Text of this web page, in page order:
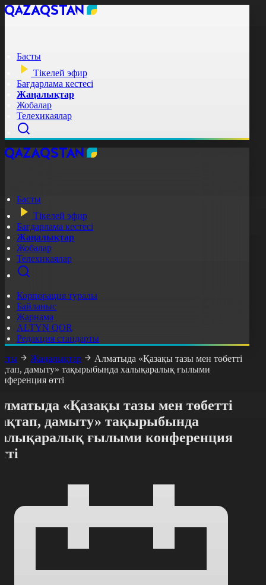
Басты
Тікелей эфир
Бағдарлама кестесі
Жаңалықтар
Жобалар
Телехикаялар
Басты
Тікелей эфир
Бағдарлама кестесі
Жаңалықтар
Жобалар
Телехикаялар
Корпорация туралы
Байланыс
Жарнама
ALTYN QOR
Редакция стандарты
Жаңалықтар
Алматыда «Қазақы тазы мен төбетті
дамыту» тақырыбында халықаралық ғылыми
өтті
«Қазақы тазы мен төбетті
дамыту» тақырыбында
ғылыми конференция